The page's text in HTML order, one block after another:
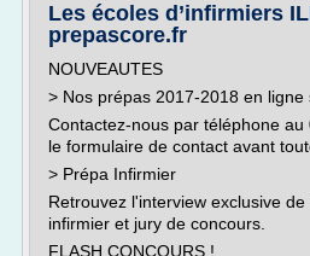
Les écoles d’infirmiers
prepascore.fr
NOUVEAUTES
> Nos prépas 2017-2018 en ligne
Contactez-nous par téléphone
le formulaire de contact avant
> Prépa Infirmier
Retrouvez l'interview exclusive
infirmier et jury de concours.
FLASH CONCOURS !